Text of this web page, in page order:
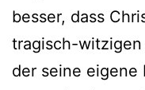
besser, dass
tragisch-witzigen
der seine eigene